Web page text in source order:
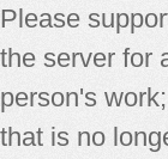
Please
the server for
person's
that is no